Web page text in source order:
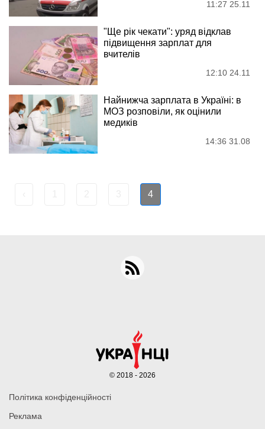
11:27 25.11
"Ще рік чекати": уряд відклав
підвищення зарплат для
вчителів
12:10 24.11
Найнижча зарплата в Україні: в
МОЗ розповіли, як оцінили
медиків
14:36 31.08
4
Політика конфіденційності
Реклама
© 2018 - 2026